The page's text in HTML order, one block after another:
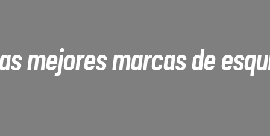
mejores marcas de